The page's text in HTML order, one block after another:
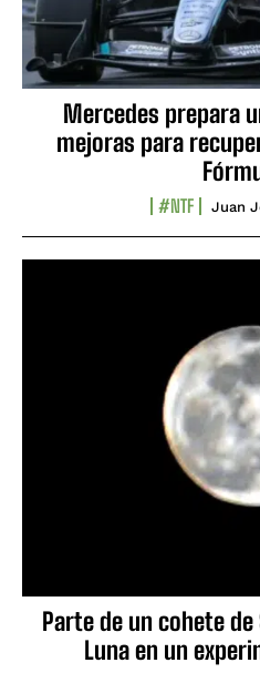
Mercedes prepara
mejoras para
#NTF Juan
Parte de un cohete
Luna en un